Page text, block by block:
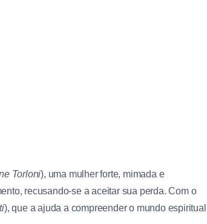
Torloni), uma mulher forte, mimada e
recusando-se a aceitar sua perda. Com o
), que a ajuda a compreender o mundo espiritual